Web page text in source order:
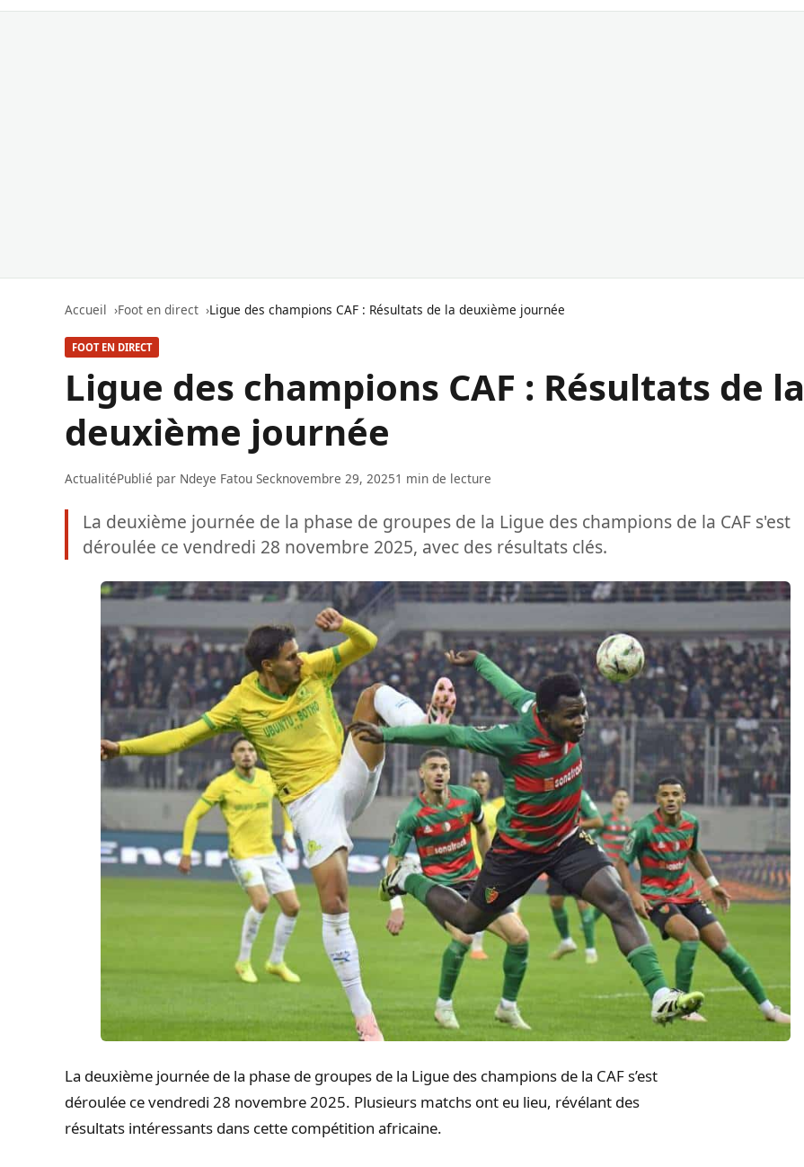
Accueil Foot en direct Ligue des champions CAF : Résultats de la deuxième journée
FOOT EN DIRECT
Ligue des champions CAF : Résultats de la
deuxième journée
ActualitéPublié par Ndeye Fatou Secknovembre 29, 20251 min de lecture
La deuxième journée de la phase de groupes de la Ligue des champions de la CAF s'est
déroulée ce vendredi 28 novembre 2025, avec des résultats clés.
La deuxième journée de la phase de groupes de la Ligue des champions de la CAF s’est
déroulée ce vendredi 28 novembre 2025. Plusieurs matchs ont eu lieu, révélant des
résultats intéressants dans cette compétition africaine.